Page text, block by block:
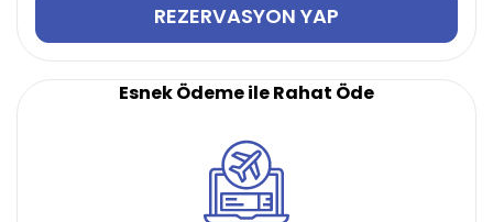
REZERVASYON YAP
Esnek Ödeme ile Rahat Öde